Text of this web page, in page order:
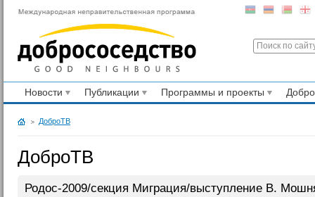
Новости Публикации Программы и проекты
ДоброТВ
ДоброТВ
Родос-2009/секция Миграция/выступление В.